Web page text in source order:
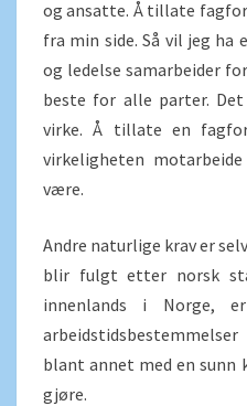
og ansatte. Å tillate
fra min side. Så vil jeg
og ledelse samarbeider
beste for alle parter.
virke. Å tillate en
virkeligheten
være.
Andre naturlige krav er
blir fulgt etter norsk
innenlands i Norge,
blant annet med en sunn
gjøre.